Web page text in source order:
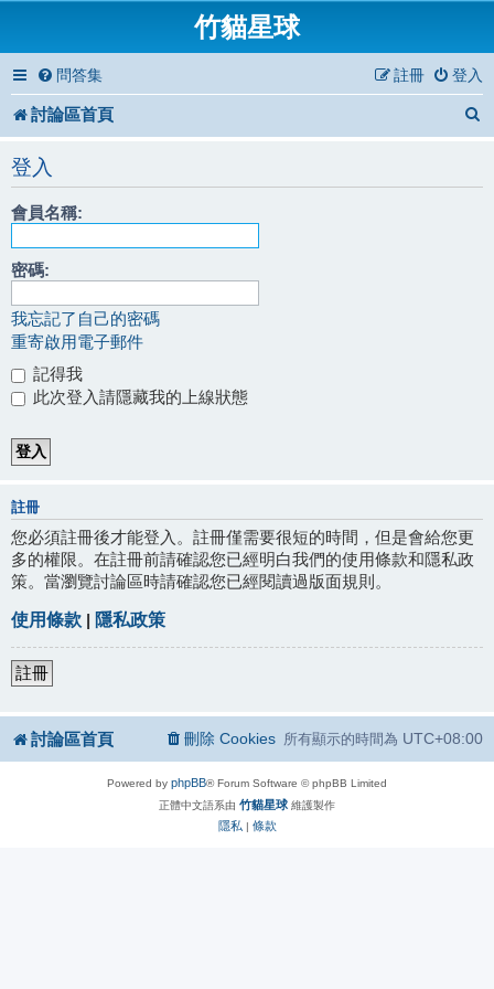
竹貓星球
問答集 登入
註冊
討論區首頁
登入
會員名稱:
密碼:
我忘記了自己的密碼
重寄啟用電子郵件
記得我
此次登入請隱藏我的上線狀態
註冊
您必須註冊後才能登入。註冊僅需要很短的時間，但是會給您更
多的權限。在註冊前請確認您已經明白我們的使用條款和隱私政
策。當瀏覽討論區時請確認您已經閱讀過版面規則。
使用條款 | 隱私政策
註冊
討論區首頁 所有顯示的時間為 UTC+08:00
刪除 Cookies
Powered by phpBB® Forum Software © phpBB Limited
正體中文語系由 竹貓星球 維護製作
隱私 | 條款